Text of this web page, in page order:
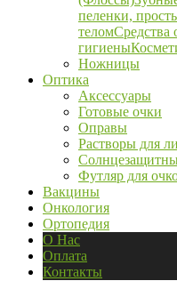
пеленки,
теломСредства
гигиены
Ножницы
Оптика
Аксессуары
Готовые очки
Оправы
Растворы для
Футляр для
Вакцины
Онкология
Ортопедия
О Нас
Оплата
Контакты